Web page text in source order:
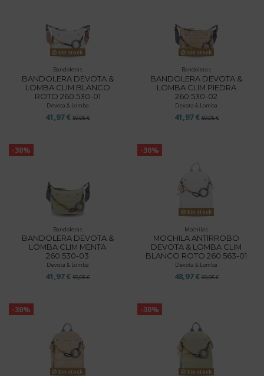
Sin stock
Bandoleras
BANDOLERA DEVOTA &
LOMBA CLIM BLANCO
ROTO 260.530-01
Devota & Lomba
41,97 €59,95 €
Sin stock
Bandoleras
BANDOLERA DEVOTA &
LOMBA CLIM PIEDRA
260.530-02
Devota & Lomba
41,97 € 59,95 €
-30%
Bandoleras
BANDOLERA DEVOTA &
LOMBA CLIM MENTA
260.530-03
Devota & Lomba
41,97 €59,95 €
-30%
Sin stock
Mochilas
MOCHILA ANTIRROBO
DEVOTA & LOMBA CLIM
BLANCO ROTO 260.563-01
Devota & Lomba
48,97 € 69,95 €
-30%
Sin stock
-30%
Sin stock